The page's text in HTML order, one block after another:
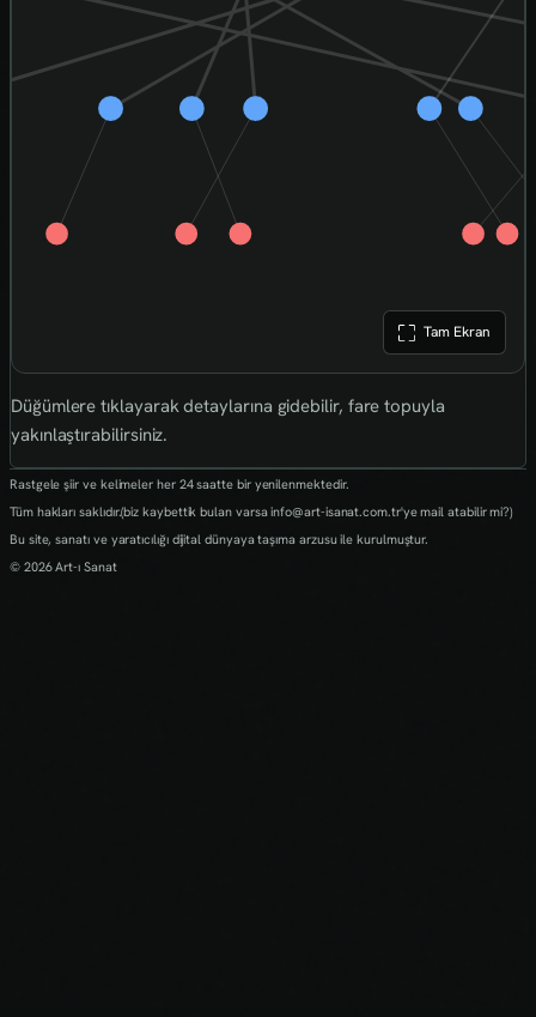
Tam Ekran
Düğümlere tıklayarak detaylarına gidebilir, fare topuyla
yakınlaştırabilirsiniz.
Rastgele şiir ve kelimeler her 24 saatte bir yenilenmektedir.
Tüm hakları saklıdır.(biz kaybettik bulan varsa info@art-isanat.com.tr'ye mail atabilir mi?)
Bu site, sanatı ve yaratıcılığı dijital dünyaya taşıma arzusu ile kurulmuştur.
© 2026 Art-ı Sanat